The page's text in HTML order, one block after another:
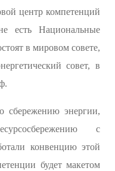
центр компетенций
есть Национальные
в мировом совете,
совет, в
сбережению энергии,
с
конвенцию этой
будет макетом